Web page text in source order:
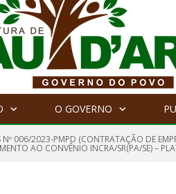
O GOVERNO
006/2023-PMPD (CONTRATAÇÃO DE
AO CONVÊNIO INCRA/SR(PA/SE) –